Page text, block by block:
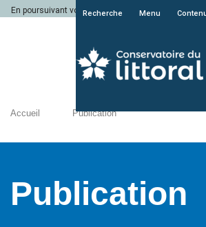
En poursuivant votre navigation sur le site du
Recherche Menu
Accueil Publication
Publication